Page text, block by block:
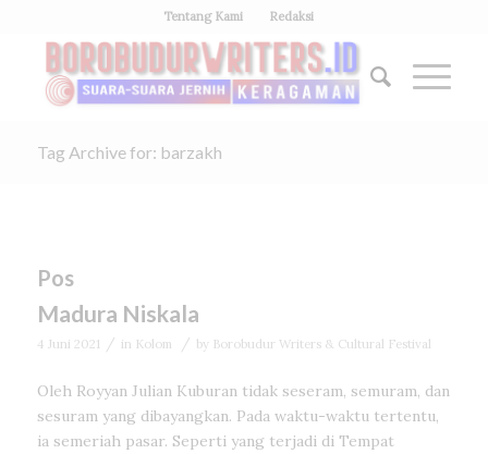
Tentang Kami Redaksi
Tag Archive for: barzakh
Pos
Madura Niskala
4 Juni 2021 / in Kolom / by Borobudur Writers & Cultural Festival
Oleh Royyan Julian Kuburan tidak seseram, semuram, dan
sesuram yang dibayangkan. Pada waktu-waktu tertentu,
ia semeriah pasar. Seperti yang terjadi di Tempat